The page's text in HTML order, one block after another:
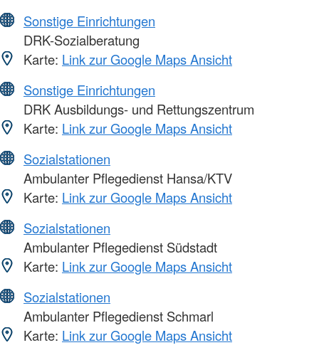
Sonstige Einrichtungen
DRK-Sozialberatung
Karte: Link zur Google Maps Ansicht
Sonstige Einrichtungen
DRK Ausbildungs- und Rettungszentrum
Karte: Link zur Google Maps Ansicht
Sozialstationen
Ambulanter Pflegedienst Hansa/KTV
Karte: Link zur Google Maps Ansicht
Sozialstationen
Ambulanter Pflegedienst Südstadt
Karte: Link zur Google Maps Ansicht
Sozialstationen
Ambulanter Pflegedienst Schmarl
Karte: Link zur Google Maps Ansicht